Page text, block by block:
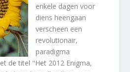
enkele dagen voor
diens heengaan
verscheen een
revolutionair,
paradigma
de titel "Het 2012 Enigma,